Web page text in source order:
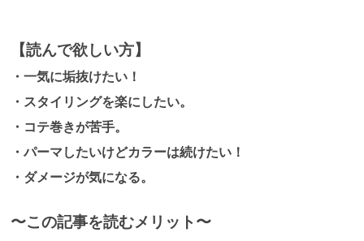
【読んで欲しい方】
・一気に垢抜けたい！
・スタイリングを楽にしたい。
・コテ巻きが苦手。
・パーマしたいけどカラーは続けたい！
・ダメージが気になる。
〜この記事を読むメリット〜